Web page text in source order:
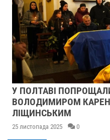
У ПОЛТАВІ
ВОЛОДИМИРОМ
ЛІЩИНСЬКИМ
25 листопада 2025 0